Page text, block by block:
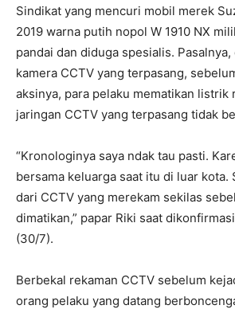
Sindikat yang mencuri mobil merek
2019 warna putih nopol W 1910 NX
pandai dan diduga spesialis.
kamera CCTV yang terpasang,
aksinya, para pelaku mematikan listrik
jaringan CCTV yang terpasang tidak
“Kronologinya saya ndak tau pasti.
bersama keluarga saat itu di luar kota.
dari CCTV yang merekam sekilas
dimatikan,” papar Riki saat
(30/7).
Berbekal rekaman CCTV sebelum
orang pelaku yang datang